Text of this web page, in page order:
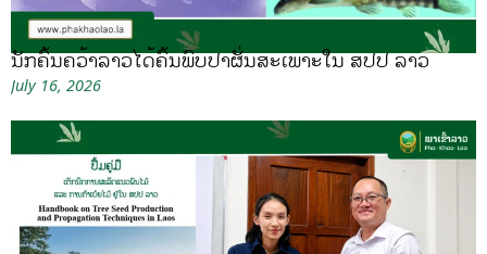
ນັກຄົ້ນຄວ້າລາວໄດ້ຄົ້ນພົບປາຜັ່ນສະເພາະໃນ ສປປ ລາວ
July 16, 2026